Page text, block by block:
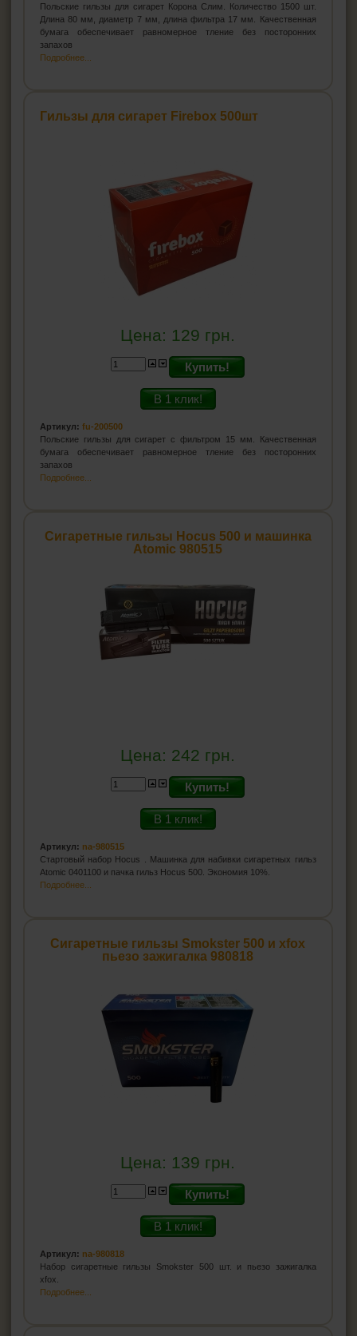
Польские гильзы для сигарет Корона Слим. Количество 1500 шт.
Длина 80 мм, диаметр 7 мм, длина фильтра 17 мм. Качественная
бумага обеспечивает равномерное тление без посторонних
запахов
Подробнее...
Гильзы для сигарет Firebox 500шт
Цена: 129 грн.
Купить!
В 1 клик!
Артикул: fu-200500
Польские гильзы для сигарет с фильтром 15 мм. Качественная
бумага обеспечивает равномерное тление без посторонних
запахов
Подробнее...
Сигаретные гильзы Hocus 500 и машинка
Atomic 980515
Цена: 242 грн.
Купить!
В 1 клик!
Артикул: na-980515
Стартовый набор Hocus . Машинка для набивки сигаретных гильз
Atomic 0401100 и пачка гильз Hocus 500. Экономия 10%.
Подробнее...
Сигаретные гильзы Smokster 500 и xfox
пьезо зажигалка 980818
Цена: 139 грн.
Купить!
В 1 клик!
Артикул: na-980818
Набор сигаретные гильзы Smokster 500 шт. и пьезо зажигалка
xfox.
Подробнее...